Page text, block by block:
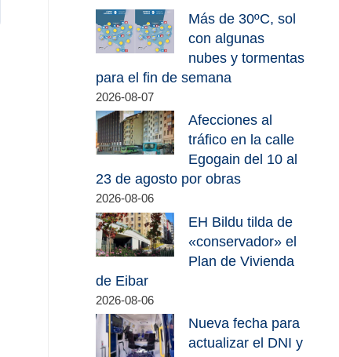
Más de 30ºC, sol
con algunas
nubes y tormentas
para el fin de semana
2026-08-07
Afecciones al
tráfico en la calle
Egogain del 10 al
23 de agosto por obras
2026-08-06
EH Bildu tilda de
«conservador» el
Plan de Vivienda
de Eibar
2026-08-06
Nueva fecha para
actualizar el DNI y